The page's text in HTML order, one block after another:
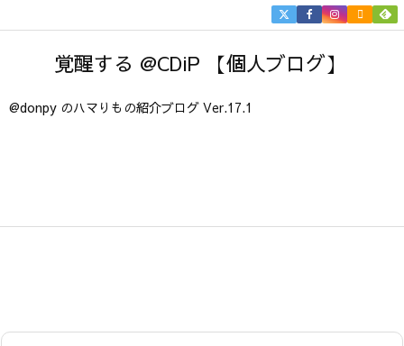
覚醒する @CDiP 【個人ブログ】
@donpy のハマりもの紹介ブログ Ver.17.1

